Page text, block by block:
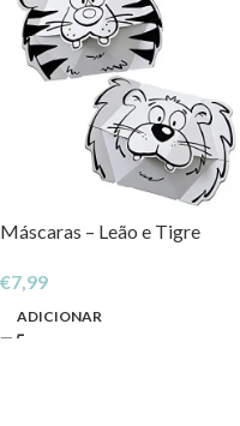
Máscaras – Leão e Tigre
€7,99
ADICIONAR